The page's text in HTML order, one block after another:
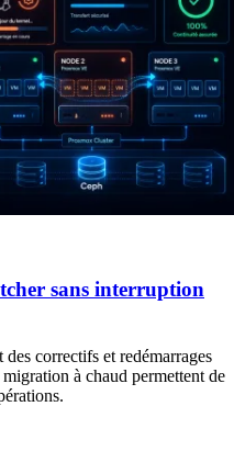
sans interruption
correctifs et redémarrages
à chaud permettent de